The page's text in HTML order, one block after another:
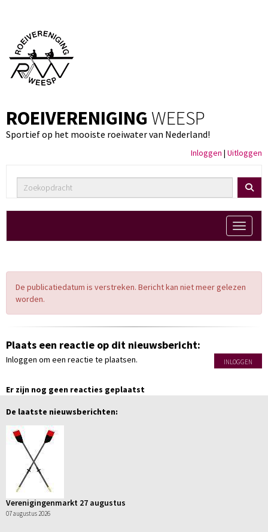
ROEIVERENIGING WEESP
Sportief op het mooiste roeiwater van Nederland!
Inloggen | Uitloggen
Toggle
De publicatiedatum is verstreken. Bericht kan niet meer gelezen
worden.
Plaats een reactie op dit nieuwsbericht:
Inloggen om een reactie te plaatsen. INLOGGEN
Er zijn nog geen reacties geplaatst
De laatste nieuwsberichten:
Verenigingenmarkt 27 augustus
07 augustus 2026